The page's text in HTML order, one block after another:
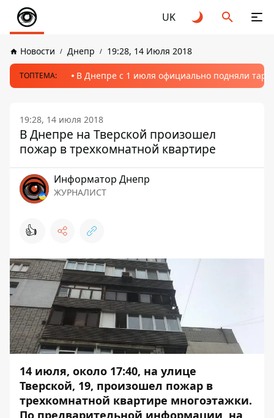
UK
Новости Днепр 19:28, 14 Июля 2018
ТОПТЕМА: В Днепре с 1 июля официально подняли
19:28, 14 июля 2018
В Днепре на Тверской произошел
пожар в трехкомнатной квартире
Информатор Днепр
ЖУРНАЛИСТ
👍
14 июля, около 17:40, на улице
Тверской, 19, произошел пожар в
трехкомнатной квартире многоэтажки.
По предварительной информации, на